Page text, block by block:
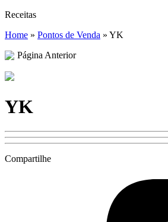
Receitas
Home » Pontos de Venda » YK
Página Anterior
YK
Compartilhe